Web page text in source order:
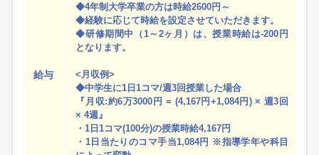
給与
◆4年制大学卒業の方は時給2600円～
◆経験に応じて時給を設定させていただきます。
◆研修期間中（1～2ヶ月）は、授業時給は-200円
となります。
<月収例>
◆中学生に1日1コマ/週3回授業した場合
『月収:約6万3000円 = (4,167円+1,084円) × 週3回
× 4週』
・1日1コマ(100分)の授業時給4,167円
・1日当たりのコマ手当1,084円 ※指導学年や科目